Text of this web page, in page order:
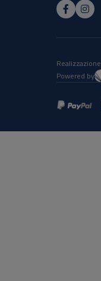
Realizzazione
Powered by